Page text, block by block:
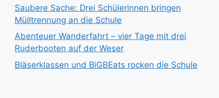
Saubere Sache: Drei Schülerinnen bringen
Mülltrennung an die Schule
Abenteuer Wanderfahrt – vier Tage mit drei
Ruderbooten auf der Weser
Bläserklassen und BiGBEats rocken die Schule